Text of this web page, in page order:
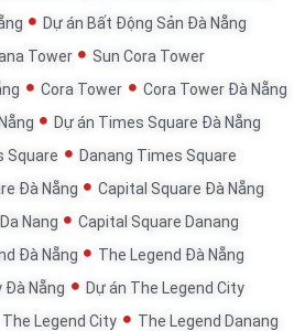
Dự án Bất Động Sản Đà Nẵng
Tower
Sun Cora Tower
Cora Tower
Cora Tower Đà Nẵng
Dự án Times Square Đà Nẵng
Square
Danang Times Square
Đà Nẵng
Capital Square Đà Nẵng
Nang
Capital Square Danang
Đà Nẵng
The Legend Đà Nẵng
Đà Nẵng
Dự án The Legend City
The Legend City
The Legend Danang